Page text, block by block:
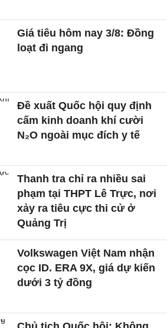
Giá tiêu hôm nay 3/8: Đồng
loạt đi ngang
Đề xuất Quốc hội quy định
cấm kinh doanh khí cười
N₂O ngoài mục đích y tế
Thanh tra chỉ ra nhiều sai
phạm tại THPT Lê Trực, nơi
xảy ra tiêu cực thi cử ở
Quảng Trị
Volkswagen Việt Nam nhận
cọc ID. ERA 9X, giá dự kiến
dưới 3 tỷ đồng